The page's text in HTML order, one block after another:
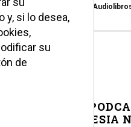
Podcast
EL
IGLESIA